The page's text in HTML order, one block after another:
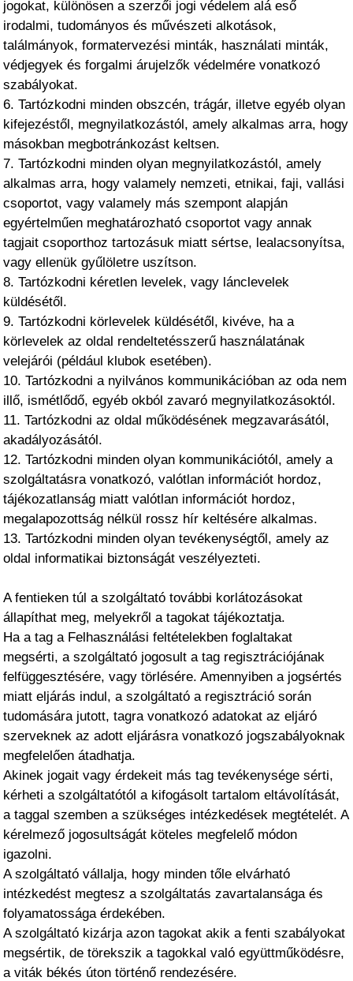
jogokat, különösen a szerzői jogi védelem alá eső
irodalmi, tudományos és művészeti alkotások,
találmányok, formatervezési minták, használati minták,
védjegyek és forgalmi árujelzők védelmére vonatkozó
szabályokat.
6. Tartózkodni minden obszcén, trágár, illetve egyéb olyan
kifejezéstől, megnyilatkozástól, amely alkalmas arra, hogy
másokban megbotránkozást keltsen.
7. Tartózkodni minden olyan megnyilatkozástól, amely
alkalmas arra, hogy valamely nemzeti, etnikai, faji, vallási
csoportot, vagy valamely más szempont alapján
egyértelműen meghatározható csoportot vagy annak
tagjait csoporthoz tartozásuk miatt sértse, lealacsonyítsa,
vagy ellenük gyűlöletre uszítson.
8. Tartózkodni kéretlen levelek, vagy lánclevelek
küldésétől.
9. Tartózkodni körlevelek küldésétől, kivéve, ha a
körlevelek az oldal rendeltetésszerű használatának
velejárói (például klubok esetében).
10. Tartózkodni a nyilvános kommunikációban az oda nem
illő, ismétlődő, egyéb okból zavaró megnyilatkozásoktól.
11. Tartózkodni az oldal működésének megzavarásától,
akadályozásától.
12. Tartózkodni minden olyan kommunikációtól, amely a
szolgáltatásra vonatkozó, valótlan információt hordoz,
tájékozatlanság miatt valótlan információt hordoz,
megalapozottság nélkül rossz hír keltésére alkalmas.
13. Tartózkodni minden olyan tevékenységtől, amely az
oldal informatikai biztonságát veszélyezteti.
A fentieken túl a szolgáltató további korlátozásokat
állapíthat meg, melyekről a tagokat tájékoztatja.
Ha a tag a Felhasználási feltételekben foglaltakat
megsérti, a szolgáltató jogosult a tag regisztrációjának
felfüggesztésére, vagy törlésére. Amennyiben a jogsértés
miatt eljárás indul, a szolgáltató a regisztráció során
tudomására jutott, tagra vonatkozó adatokat az eljáró
szerveknek az adott eljárásra vonatkozó jogszabályoknak
megfelelően átadhatja.
Akinek jogait vagy érdekeit más tag tevékenysége sérti,
kérheti a szolgáltatótól a kifogásolt tartalom eltávolítását,
a taggal szemben a szükséges intézkedések megtételét. A
kérelmező jogosultságát köteles megfelelő módon
igazolni.
A szolgáltató vállalja, hogy minden tőle elvárható
intézkedést megtesz a szolgáltatás zavartalansága és
folyamatossága érdekében.
A szolgáltató kizárja azon tagokat akik a fenti szabályokat
megsértik, de törekszik a tagokkal való együttműködésre,
a viták békés úton történő rendezésére.